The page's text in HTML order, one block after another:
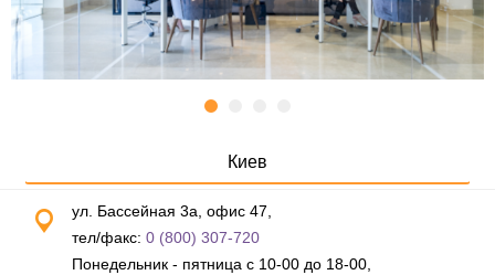
Киев
ул. Бассейная 3а, офис 47,
тел/факс: 0 (800) 307-720
Понедельник - пятница с 10-00 до 18-00,